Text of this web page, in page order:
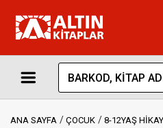
ANA SAYFA ÇOCUK 8-12YAŞ